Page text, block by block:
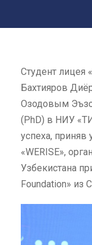
Студент лицея
Бахтияров
Озодовым
(PhD) в НИУ
успеха, приняв
«WERISE»,
Узбекистана
Foundation» из